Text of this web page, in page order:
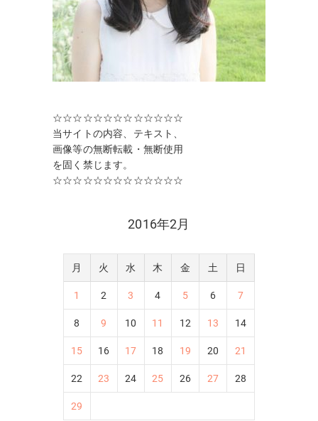
☆☆☆☆☆☆☆☆☆☆☆☆☆
当サイトの内容、テキスト、
画像等の無断転載・無断使用
を固く禁じます。
☆☆☆☆☆☆☆☆☆☆☆☆☆
2016年2月
月 火 水 木 金 土 日
1 2 3 4 5 6 7
8 9 10 11 12 13 14
15 16 17 18 19 20 21
22 23 24 25 26 27 28
29